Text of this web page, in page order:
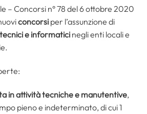
– Concorsi n° 78 del 6 ottobre 2020
concorsi per l’assunzione di
e informaticinegli enti locali e
in attività tecniche e manutentive,
pieno e indeterminato, di cui 1